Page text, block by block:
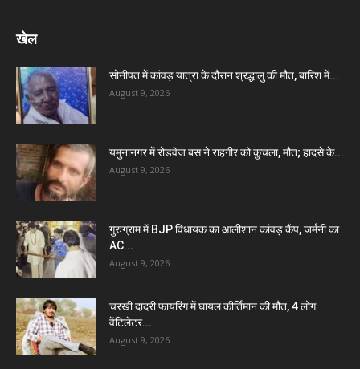
खेल
सोनीपत में कांवड़ यात्रा के दौरान श्रद्धालु की मौत, बारिश में...
August 9, 2026
यमुनानगर में रोडवेज बस ने राहगीर को कुचला, मौत; हादसे के...
August 9, 2026
गुरुग्राम में BJP विधायक का आलीशान कांवड़ कैंप, जर्मनी का
AC...
August 9, 2026
चरखी दादरी फायरिंग में घायल कीर्तिमान की मौत, 4 लोग
वेंटिलेटर...
August 9, 2026